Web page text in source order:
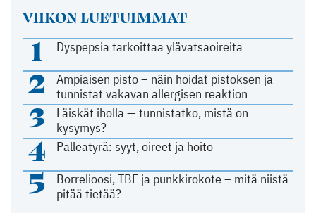
VIIKON LUETUIMMAT
1 Dyspepsia tarkoittaa ylävatsaoireita
2
Ampiaisen pisto – näin hoidat pistoksen ja
tunnistat vakavan allergisen reaktion
3
Läiskät iholla — tunnistatko, mistä on
kysymys?
4 Palleatyrä: syyt, oireet ja hoito
5
Borrelioosi, TBE ja punkkirokote – mitä niistä
pitää tietää?